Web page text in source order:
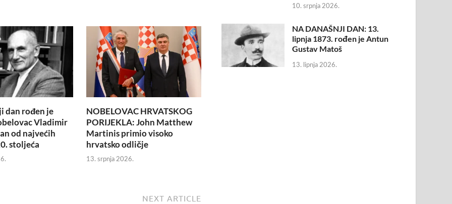
dan rođen je
Vladimir
od najvećih
stoljeća
NOBELOVAC HRVATSKOG
PORIJEKLA: John Matthew
Martinis primio visoko
hrvatsko odličje
13. srpnja 2026.
NEXT ARTICLE
10. srpnja 2026.
NA DANAŠNJI DAN: 13.
lipnja 1873. rođen je Antun
Gustav Matoš
13. lipnja 2026.